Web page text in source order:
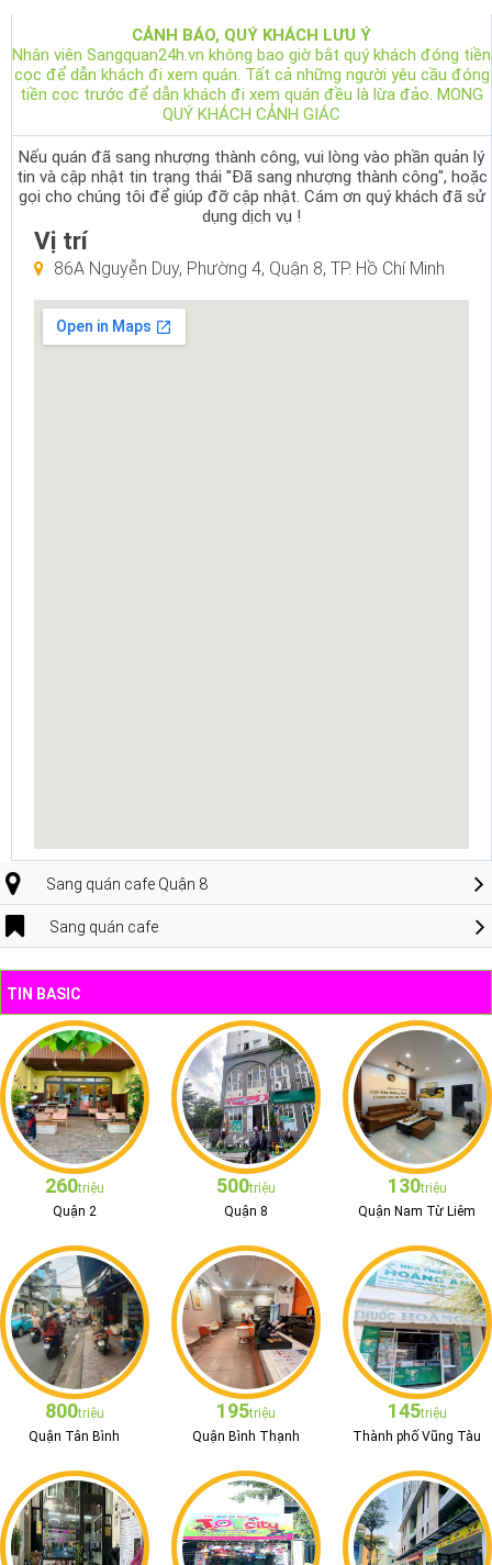
CẢNH BÁO, QUÝ KHÁCH LƯU Ý
Nhân viên Sangquan24h.vn không bao giờ bắt quý khách đóng tiền
cọc để dẫn khách đi xem quán. Tất cả những người yêu cầu đóng
tiền cọc trước để dẫn khách đi xem quán đều là lừa đảo. MONG
QUÝ KHÁCH CẢNH GIÁC
Nếu quán đã sang nhượng thành công, vui lòng vào phần quản lý
tin và cập nhật tin trạng thái "Đã sang nhượng thành công", hoặc
gọi cho chúng tôi để giúp đỡ cập nhật. Cám ơn quý khách đã sử
dụng dịch vụ !
Vị trí
86A Nguyễn Duy, Phường 4, Quận 8, TP. Hồ Chí Minh
Sang quán cafe Quận 8
Sang quán cafe
TIN BASIC
260triệu
Quận 2
500triệu
Quận 8
130triệu
Quận Nam Từ Liêm
800triệu
Quận Tân Bình
195triệu
Quận Bình Thạnh
145triệu
Thành phố Vũng Tàu